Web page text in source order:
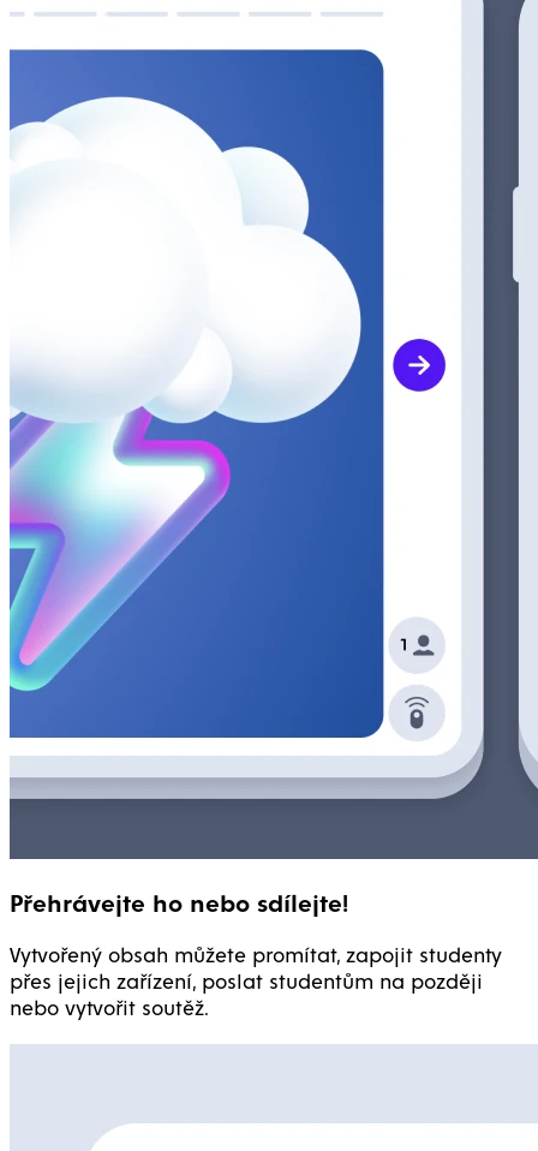
Přehrávejte ho nebo sdílejte!
Vytvořený obsah můžete promítat, zapojit studenty
přes jejich zařízení, poslat studentům na později
nebo vytvořit soutěž.